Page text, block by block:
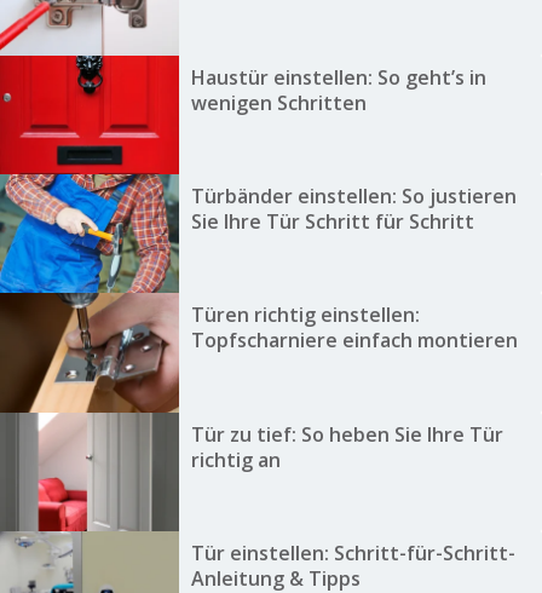
Haustür einstellen: So geht’s in
wenigen Schritten
Türbänder einstellen: So justieren
Sie Ihre Tür Schritt für Schritt
Türen richtig einstellen:
Topfscharniere einfach montieren
Tür zu tief: So heben Sie Ihre Tür
richtig an
Tür einstellen: Schritt-für-Schritt-
Anleitung & Tipps